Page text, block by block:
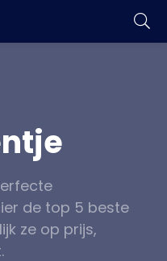
de top 5 beste
ze op prijs,